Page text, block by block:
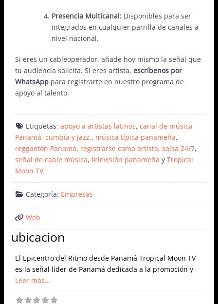
Presencia Multicanal:Disponibles para ser
integrados en cualquier parrilla de canales a
nivel nacional.
Si eres un cableoperador, añade hoy mismo la señal que
tu audiencia solicita. Si eres artista, escríbenos por
WhatsApppara registrarte en nuestro programa de
apoyo al talento.
Etiquetas: apoyo a artistas latinos, canal de música
Panamá, cumbia y jazz., música típica panameña,
reggaetón Panamá, registrarse como artista, salsa 24/7,
señal de cable música, televisión panameña y Tropical
Moon TV
Categoría: Empresas
Web
ubicacion
El Epicentro del Ritmo desde Panamá Tropical Moon TV
es la señal líder de Panamá dedicada a la promoción y
Leer más...